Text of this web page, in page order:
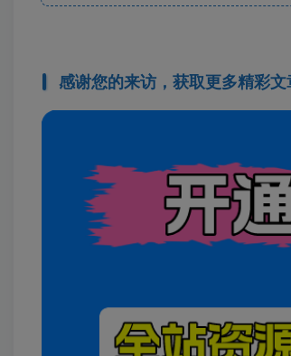
感谢您的来访，获取更多精彩文